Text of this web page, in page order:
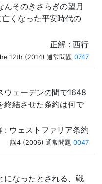
んそのきさらぎの望月
くなった平安時代の
正解 : 西行
12th (2014) 通常問題 0747
ウェーデンの間で1648
終結させた条約は何で
: ウェストファリア条約
誤4 (2006) 通常問題 0047
になったとされる、戦